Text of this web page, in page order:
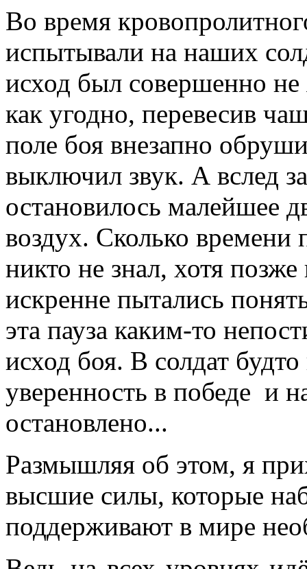
Во время
испытывали на наших
исход был совершенно не
как угодно, перевесив
поле боя внезапно
выключил звук. А вслед
остановилось малейшее
воздух. Сколько времени
никто не знал, хотя позже
искренне пытались
эта пауза каким-то
исход боя. В солдат
уверенность в победе и
остановлено...
Размышляя об этом, я
высшие силы, которые
поддерживают в мире